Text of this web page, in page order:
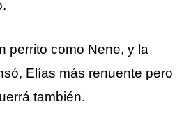
perrito como Nene, y la
Elías más renuente pero
también.